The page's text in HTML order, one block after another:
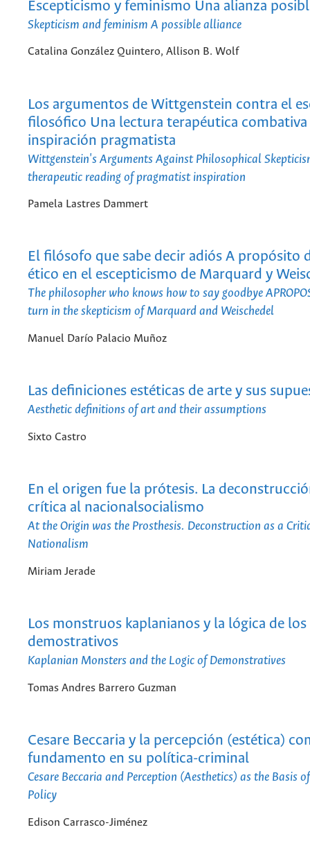
Escepticismo y feminismo Una alianza
Skepticism and feminism A possible alliance
Catalina González Quintero, Allison B. Wolf
Los argumentos de Wittgenstein contra el
filosófico Una lectura terapéutica combativa
inspiración pragmatista
Wittgenstein's Arguments Against Philosophical
therapeutic reading of pragmatist inspiration
Pamela Lastres Dammert
El filósofo que sabe decir adiós A propósito
ético en el escepticismo de Marquard y
The philosopher who knows how to say goodbye
turn in the skepticism of Marquard and Weischedel
Manuel Darío Palacio Muñoz
Las definiciones estéticas de arte y sus
Aesthetic definitions of art and their assumptions
Sixto Castro
En el origen fue la prótesis. La
crítica al nacionalsocialismo
At the Origin was the Prosthesis. Deconstruction as a
Nationalism
Miriam Jerade
Los monstruos kaplanianos y la lógica de los
demostrativos
Kaplanian Monsters and the Logic of Demonstratives
Tomas Andres Barrero Guzman
Cesare Beccaria y la percepción (estética)
fundamento en su política-criminal
Cesare Beccaria and Perception (Aesthetics) as the Basis
Policy
Edison Carrasco-Jiménez